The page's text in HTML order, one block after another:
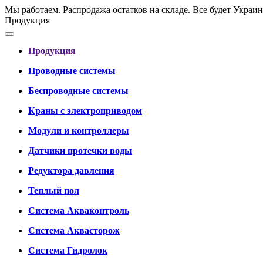
Мы работаем. Распродажа остатков на складе. Все будет
Продукция
Продукция
Проводные системы
Беспроводные системы
Краны с электроприводом
Модули и контроллеры
Датчики протечки воды
Редуктора давления
Теплый пол
Система Акваконтроль
Система Аквасторож
Система Гидролок